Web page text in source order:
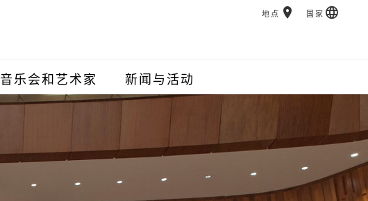
音乐会和艺术家 新闻与活动
地点 国家